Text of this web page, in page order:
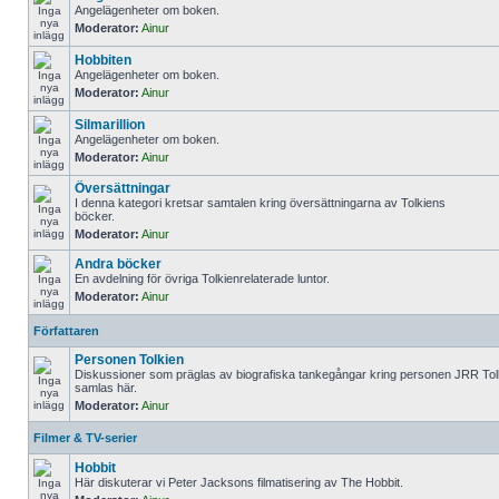
Angelägenheter om boken.
Moderator: Ainur
Hobbiten
Angelägenheter om boken.
Moderator: Ainur
Silmarillion
Angelägenheter om boken.
Moderator: Ainur
Översättningar
I denna kategori kretsar samtalen kring översättningarna av Tolkiens
böcker.
Moderator: Ainur
Andra böcker
En avdelning för övriga Tolkienrelaterade luntor.
Moderator: Ainur
Författaren
Personen Tolkien
Diskussioner som präglas av biografiska tankegångar kring personen JRR
samlas här.
Moderator: Ainur
Filmer & TV-serier
Hobbit
Här diskuterar vi Peter Jacksons filmatisering av The Hobbit.